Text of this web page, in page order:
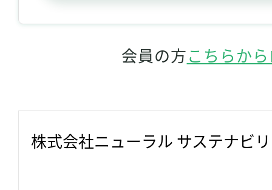
会員の方こちらか
株式会社ニューラル サステナビ